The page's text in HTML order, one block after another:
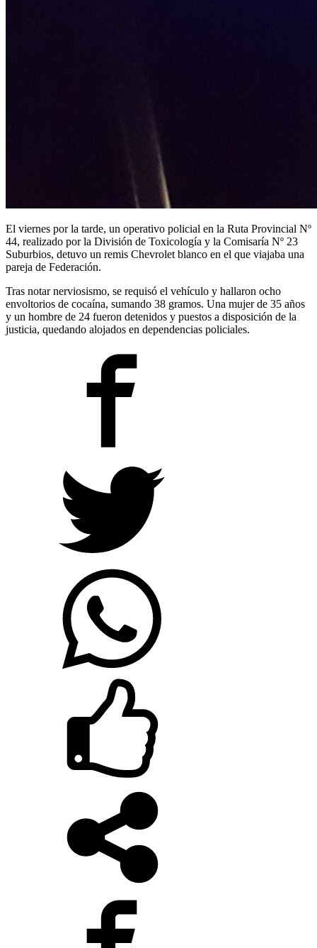
El viernes por la tarde, un operativo policial en la Ruta Provincial Nº
44, realizado por la División de Toxicología y la Comisaría Nº 23
Suburbios, detuvo un remis Chevrolet blanco en el que viajaba una
pareja de Federación.
Tras notar nerviosismo, se requisó el vehículo y hallaron ocho
envoltorios de cocaína, sumando 38 gramos. Una mujer de 35 años
y un hombre de 24 fueron detenidos y puestos a disposición de la
justicia, quedando alojados en dependencias policiales.